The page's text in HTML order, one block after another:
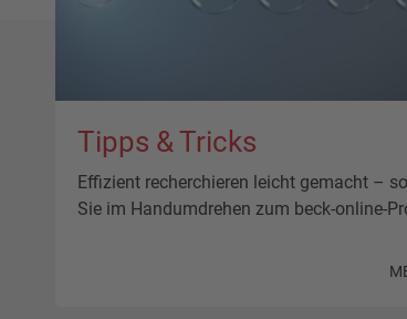
Tipps & Tricks
Effizient recherchieren leicht gemacht –
Sie im Handumdrehen zum beck-online-